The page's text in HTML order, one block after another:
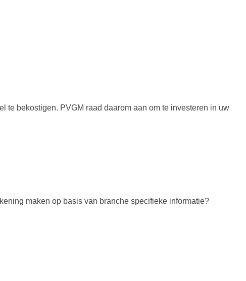
te bekostigen. PVGM raad daarom aan om te investeren in uw
maken op basis van branche specifieke informatie?